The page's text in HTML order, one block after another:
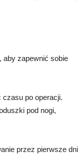
aby zapewnić sobie
czasu po operacji.
pod nogi,
przez pierwsze dni